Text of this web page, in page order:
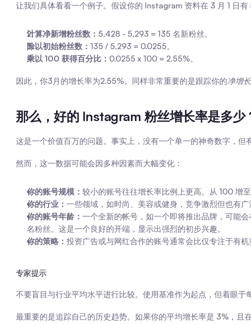
让我们具体看看一个例子。假设你的 Instagram 资料在 3 月 1 日
计算净新增粉丝数： 5,428 - 5,293 = 135 名新粉丝。
除以初始粉丝数： 135 / 5,293 = 0.0255。
乘以 100 获得百分比： 0.0255 x 100 = 2.55%。
因此，你3月的增长率为2.55%。同样非常重要的是跟踪你的净增长
那么，好的 Instagram 粉丝增长率是多少
这是一个价值百万的问题。事实上，没有一个单一的神奇数字，但
然而，这一数据可能会因多种因素而大幅变化：
你的账号规模： 较小的账号往往增长率比例上更高。从 100 增
你的行业： 一些领域，如时尚、美容或健身，竞争激烈但也有
你的账号年龄： 一个全新的帐号，如一个即将推出品牌，可能
名粉丝。这是一个良好的开端，显示出强烈的初步兴趣。
你的策略： 投资广告或与网红合作的账号通常会比仅专注于有机
专家提示
不要盲目与行业平均水平进行比较。使用基准作为起点，但着眼
最重要的是追踪自己的历史趋势。如果你的平均增长率是 3%，